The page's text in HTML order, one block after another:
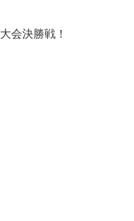
会決勝戦！